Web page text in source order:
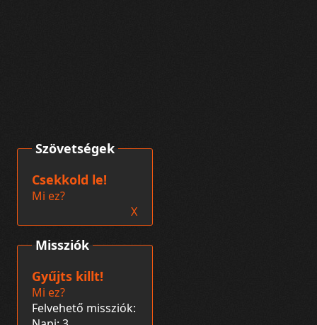
Missziók
Gyűjts killt!
Mi ez?
Felvehető missziók:
Szövetségek
Csekkold le!
Mi ez?
X